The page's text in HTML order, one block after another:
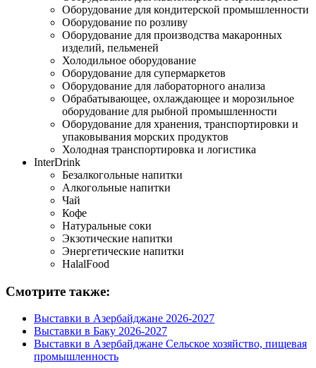
Оборудование для кондитерской промышленности
Оборудование по розливу
Оборудование для производства макаронных
изделий, пельменей
Холодильное оборудование
Оборудование для супермаркетов
Оборудование для лабораторного анализа
Обрабатывающее, охлаждающее и морозильное
оборудование для рыбной промышленности
Оборудование для хранения, транспортировки и
упаковывания морских продуктов
Холодная транспортировка и логистика
InterDrink
Безалкогольные напитки
Алкогольные напитки
Чай
Кофе
Натуральные соки
Экзотические напитки
Энергетические напитки
HalalFood
Смотрите также:
Выставки в Азербайджане 2026-2027
Выставки в Баку 2026-2027
Выставки в Азербайджане Сельское хозяйство, пищевая
промышленность